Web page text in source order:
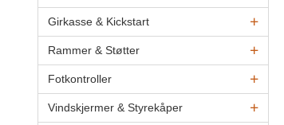
Girkasse & Kickstart
Rammer & Støtter
Fotkontroller
Vindskjermer & Styrekåper